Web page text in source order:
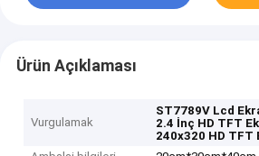
Ürün Açıklaması
Vurgulamak
ST7789V Lcd
2.4 İnç HD TFT
240x320 HD TFT